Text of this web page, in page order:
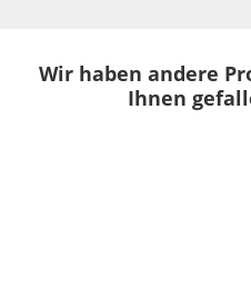
Wir haben andere
Ihnen